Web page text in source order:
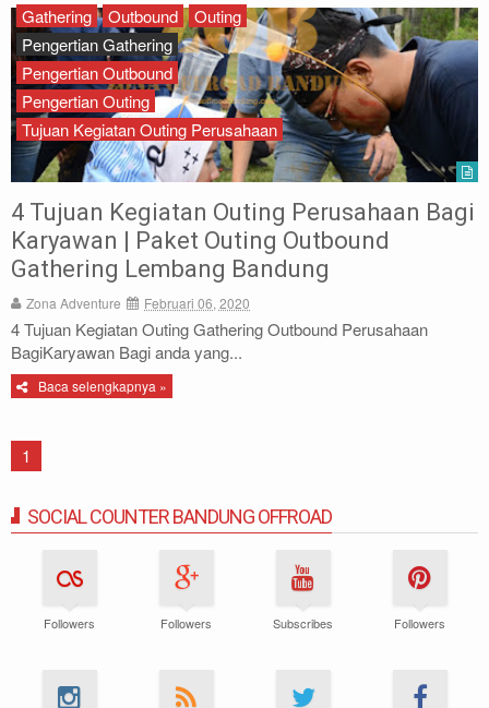
4 Tujuan Kegiatan Outing Perusahaan Bagi
Karyawan | Paket Outing Outbound
Gathering Lembang Bandung
Zona Adventure Februari 06, 2020
4 Tujuan Kegiatan Outing Gathering Outbound Perusahaan
BagiKaryawan Bagi anda yang...
Baca selengkapnya »
Gathering Outbound
Outing
Pengertian Gathering
Pengertian Outbound
Pengertian Outing
Tujuan Kegiatan Outing Perusahaan
1
SOCIAL COUNTER BANDUNG OFFROAD
Followers Followers Subscribes Followers
About Us
Contact Us